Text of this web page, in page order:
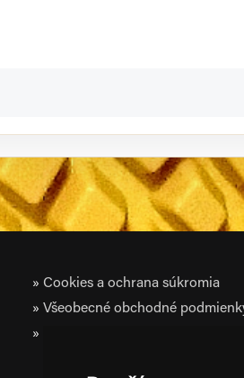
Cookies a ochrana súkromia
Všeobecné obchodné